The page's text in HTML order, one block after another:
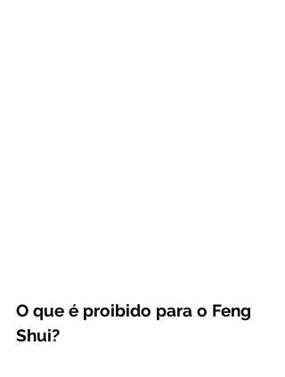
O que é proibido para o Feng
Shui?